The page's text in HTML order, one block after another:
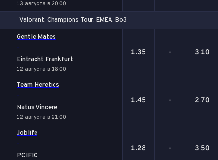
13 августа в 20:00
Valorant. Champions Tour. EMEA. Bo3
Gentle Mates
-
Eintracht Frankfurt
12 августа в 18:00
1.35 - 3.10
Team Heretics
-
Natus Vincere
12 августа в 21:00
1.45 - 2.70
Joblife
-
PCIFIC
1.28 - 3.50